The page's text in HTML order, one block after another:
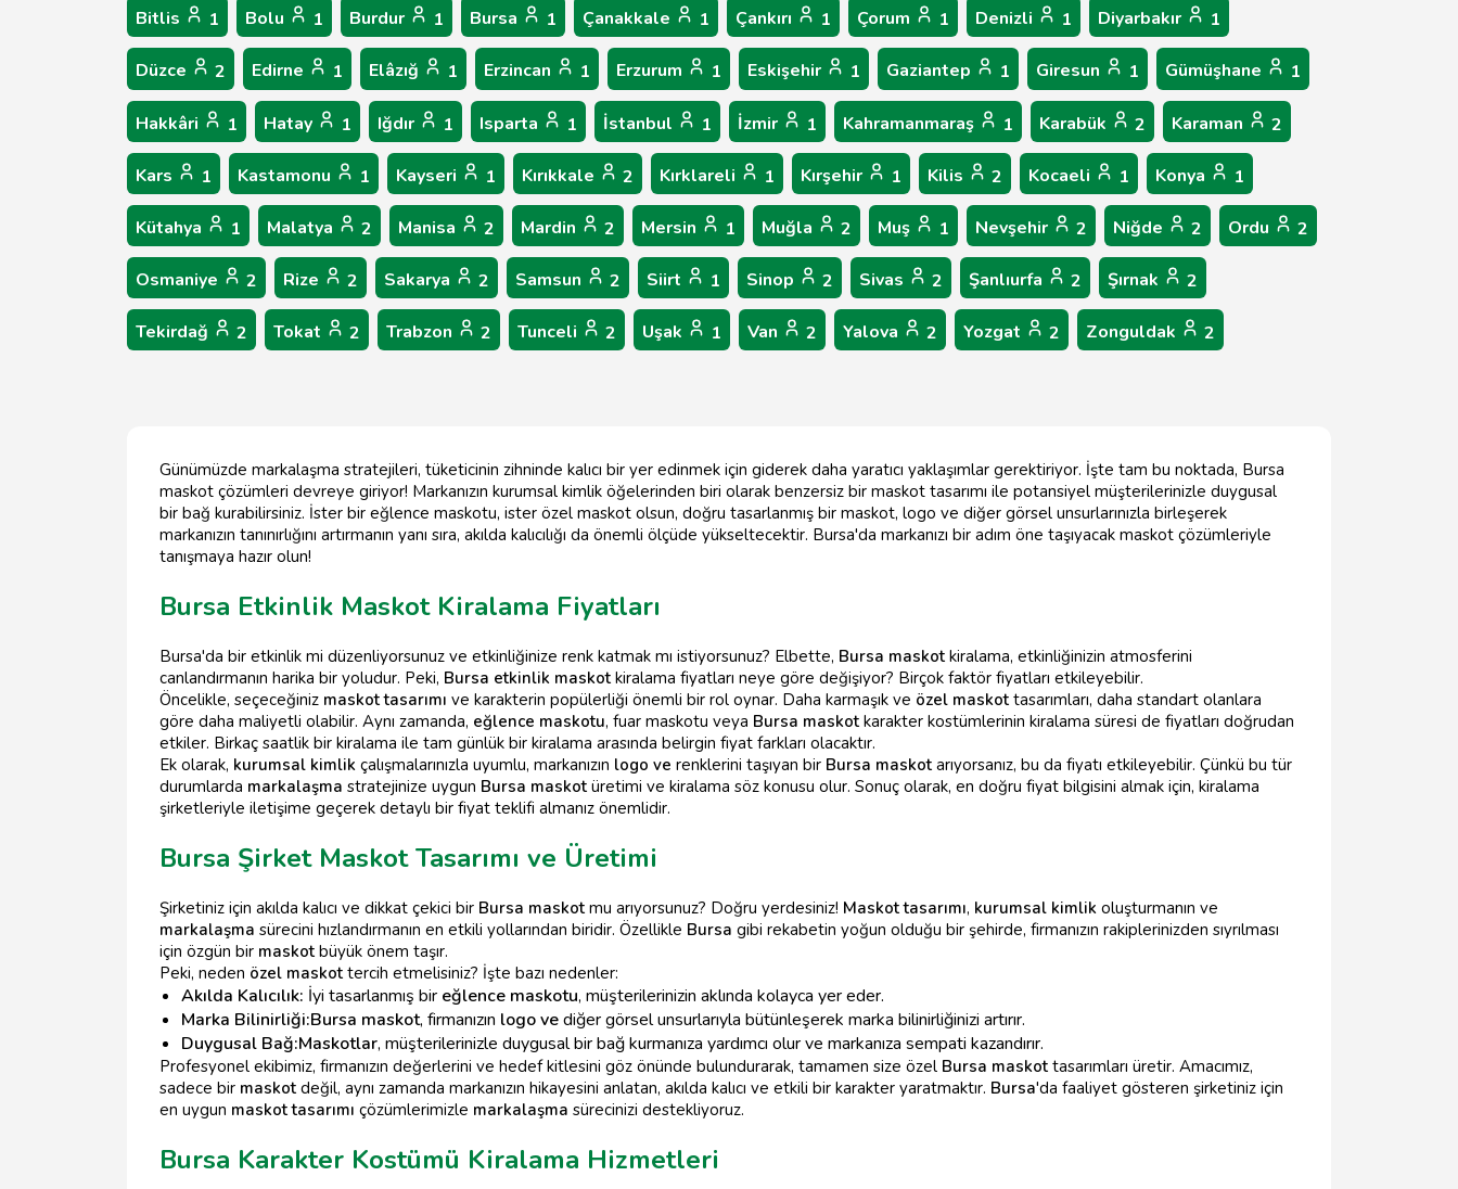
Bitlis 1 Bolu 1 Burdur 1 Bursa 1 Çanakkale 1 Çankırı 1 Çorum 1 Denizli 1 Diyarbakır 1
Düzce 2 Edirne 1 Elâzığ 1 Erzincan 1 Erzurum 1 Eskişehir 1 Gaziantep 1 Giresun 1 Gümüşhane 1
Hakkâri 1 Hatay 1 Iğdır 1 Isparta 1 İstanbul 1 İzmir 1 Kahramanmaraş 1 Karabük 2 Karaman 2
Kars 1 Kastamonu 1 Kayseri 1 Kırıkkale 2 Kırklareli 1 Kırşehir 1 Kilis 2 Kocaeli 1 Konya 1
Kütahya 1 Malatya 2 Manisa 2 Mardin 2 Mersin 1 Muğla 2 Muş 1 Nevşehir 2 Niğde 2 Ordu 2
Osmaniye 2 Rize 2 Sakarya 2 Samsun 2 Siirt 1 Sinop 2 Sivas 2 Şanlıurfa 2 Şırnak 2
Tekirdağ 2 Tokat 2 Trabzon 2 Tunceli 2 Uşak 1 Van 2 Yalova 2 Yozgat 2 Zonguldak 2
Günümüzde markalaşma stratejileri, tüketicinin zihninde kalıcı bir yer edinmek için giderek daha yaratıcı yaklaşımlar gerektiriyor. İşte tam bu noktada, Bursa
maskot çözümleri devreye giriyor! Markanızın kurumsal kimlik öğelerinden biri olarak benzersiz bir maskot tasarımı ile potansiyel müşterilerinizle duygusal
bir bağ kurabilirsiniz. İster bir eğlence maskotu, ister özel maskot olsun, doğru tasarlanmış bir maskot, logo ve diğer görsel unsurlarınızla birleşerek
markanızın tanınırlığını artırmanın yanı sıra, akılda kalıcılığı da önemli ölçüde yükseltecektir. Bursa'da markanızı bir adım öne taşıyacak maskot çözümleriyle
tanışmaya hazır olun!
Bursa Etkinlik Maskot Kiralama Fiyatları
Bursa'da bir etkinlik mi düzenliyorsunuz ve etkinliğinize renk katmak mı istiyorsunuz? Elbette, Bursa maskot kiralama, etkinliğinizin atmosferini
canlandırmanın harika bir yoludur. Peki, Bursa etkinlik maskot kiralama fiyatları neye göre değişiyor? Birçok faktör fiyatları etkileyebilir.
Öncelikle, seçeceğiniz maskot tasarımı ve karakterin popülerliği önemli bir rol oynar. Daha karmaşık ve özel maskot tasarımları, daha standart olanlara
göre daha maliyetli olabilir. Aynı zamanda, eğlence maskotu, fuar maskotu veya Bursa maskot karakter kostümlerinin kiralama süresi de fiyatları doğrudan
etkiler. Birkaç saatlik bir kiralama ile tam günlük bir kiralama arasında belirgin fiyat farkları olacaktır.
Ek olarak, kurumsal kimlik çalışmalarınızla uyumlu, markanızın logo ve renklerini taşıyan bir Bursa maskot arıyorsanız, bu da fiyatı etkileyebilir. Çünkü bu tür
durumlarda markalaşma stratejinize uygun Bursa maskot üretimi ve kiralama söz konusu olur. Sonuç olarak, en doğru fiyat bilgisini almak için, kiralama
şirketleriyle iletişime geçerek detaylı bir fiyat teklifi almanız önemlidir.
Bursa Şirket Maskot Tasarımı ve Üretimi
Şirketiniz için akılda kalıcı ve dikkat çekici bir Bursa maskot mu arıyorsunuz? Doğru yerdesiniz! Maskot tasarımı, kurumsal kimlik oluşturmanın ve
markalaşma sürecini hızlandırmanın en etkili yollarından biridir. Özellikle Bursa gibi rekabetin yoğun olduğu bir şehirde, firmanızın rakiplerinizden sıyrılması
için özgün bir maskot büyük önem taşır.
Peki, neden özel maskot tercih etmelisiniz? İşte bazı nedenler:
Akılda Kalıcılık: İyi tasarlanmış bir eğlence maskotu, müşterilerinizin aklında kolayca yer eder.
Marka Bilinirliği:Bursa maskot, firmanızın logo vediğer görsel unsurlarıyla bütünleşerek marka bilinirliğinizi artırır.
Duygusal Bağ:Maskotlar, müşterilerinizle duygusal bir bağ kurmanıza yardımcı olur ve markanıza sempati kazandırır.
Profesyonel ekibimiz, firmanızın değerlerini ve hedef kitlesini göz önünde bulundurarak, tamamen size özel Bursa maskot tasarımları üretir. Amacımız,
sadece bir maskot değil, aynı zamanda markanızın hikayesini anlatan, akılda kalıcı ve etkili bir karakter yaratmaktır. Bursa'da faaliyet gösteren şirketiniz için
en uygun maskot tasarımı çözümlerimizle markalaşma sürecinizi destekliyoruz.
Bursa Karakter Kostümü Kiralama Hizmetleri